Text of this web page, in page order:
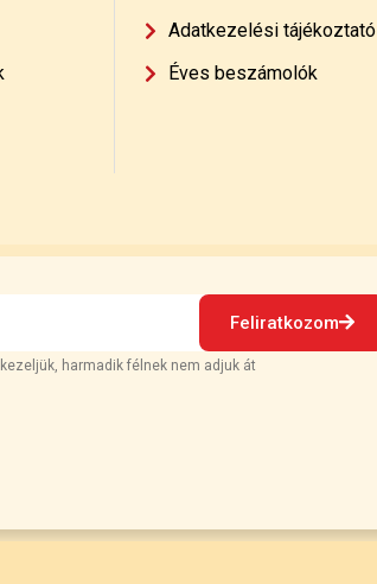
Adatkezelési tájékoztató
Éves beszámolók
Feliratkozom
harmadik félnek nem adjuk át